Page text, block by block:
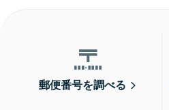
郵便番号を調べる